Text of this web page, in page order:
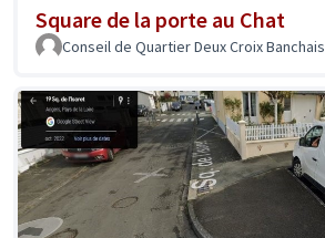
Square de la porte au Chat
Conseil de Quartier Deux Croix Banchais